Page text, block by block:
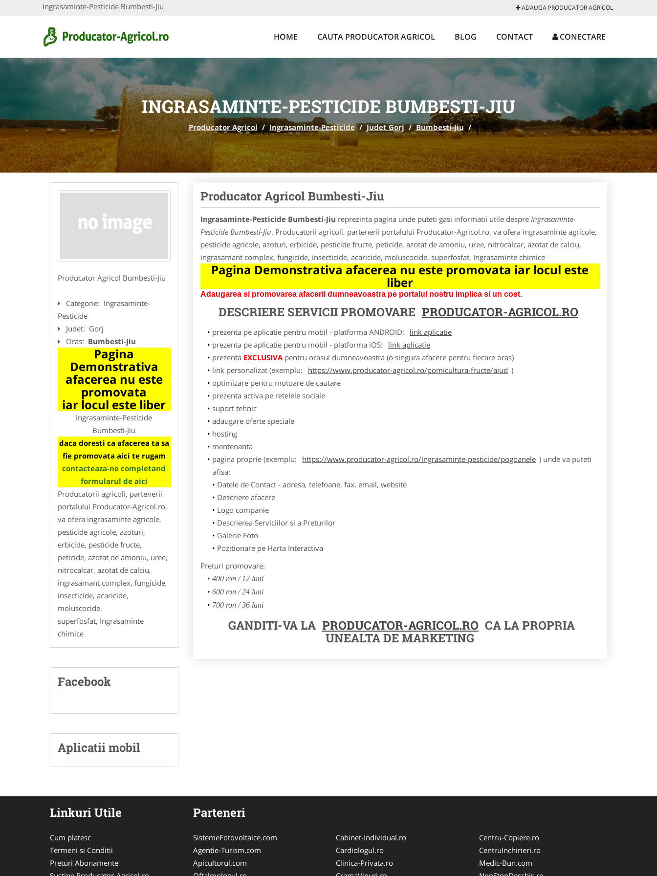
Ingrasaminte-Pesticide Bumbesti-Jiu ADAUGA PRODUCATOR AGRICOL
HOME CAUTA PRODUCATOR AGRICOL BLOG CONTACT CONECTARE
INGRASAMINTE-PESTICIDE BUMBESTI-JIU
Producator Agricol / Ingrasaminte-Pesticide / Judet Gorj / Bumbesti-Jiu /
Producator Agricol Bumbesti-Jiu
Categorie: Ingrasaminte-
Pesticide
Judet: Gorj
Oras: Bumbesti-Jiu
Pagina
Demonstrativa
afacerea nu este
promovata
iar locul este liber
Ingrasaminte-Pesticide
Bumbesti-Jiu
daca doresti ca afacerea ta sa
fie promovata aici te rugam
contacteaza-ne completand
formularul de aici
Producatorii agricoli, partenerii
portalului Producator-Agricol.ro,
va ofera ingrasaminte agricole,
pesticide agricole, azoturi,
erbicide, pesticide fructe,
peticide, azotat de amoniu, uree,
nitrocalcar, azotat de calciu,
ingrasamant complex, fungicide,
insecticide, acaricide,
moluscocide,
superfosfat, Ingrasaminte
chimice
Facebook
Aplicatii mobil
Producator Agricol Bumbesti-Jiu
Ingrasaminte-Pesticide Bumbesti-Jiu reprezinta pagina unde puteti gasi informatii utile despre Ingrasaminte-
Pesticide Bumbesti-Jiu. Producatorii agricoli, partenerii portalului Producator-Agricol.ro, va ofera ingrasaminte agricole,
pesticide agricole, azoturi, erbicide, pesticide fructe, peticide, azotat de amoniu, uree, nitrocalcar, azotat de calciu,
ingrasamant complex, fungicide, insecticide, acaricide, moluscocide, superfosfat, Ingrasaminte chimice
Pagina Demonstrativa afacerea nu este promovata iar locul este
liber
Adaugarea si promovarea afacerii dumneavoastra pe portalul nostru implica si un cost.
DESCRIERE SERVICII PROMOVARE PRODUCATOR-AGRICOL.RO
prezenta pe aplicatie pentru mobil - platforma ANDROID:
link aplicatie
prezenta pe aplicatie pentru mobil - platforma iOS:
link aplicatie
prezenta EXCLUSIVApentru orasul dumneavoastra (o singura afacere pentru fiecare oras)
link personalizat (exemplu:
https://www.producator-agricol.ro/pomicultura-fructe/aiud )
optimizare pentru motoare de cautare
prezenta activa pe retelele sociale
suport tehnic
adaugare oferte speciale
hosting
mentenanta
pagina proprie (exemplu:
https://www.producator-agricol.ro/ingrasaminte-pesticide/pogoanele ) unde va puteti
afisa:
Datele de Contact - adresa, telefoane, fax, email, website
Descriere afacere
Logo companie
Descrierea Serviciilor si a Preturilor
Galerie Foto
Pozitionare pe Harta Interactiva
Preturi promovare:
400 ron / 12 luni
600 ron / 24 luni
700 ron / 36 luni
GANDITI-VA LA PRODUCATOR-AGRICOL.RO CA LA PROPRIA
UNEALTA DE MARKETING
Linkuri Utile
Cum platesc
Termeni si Conditii
Preturi Abonamente
Parteneri
SistemeFotovoltaice.com
Agentie-Turism.com
Apicultorul.com
Cabinet-Individual.ro
Cardiologul.ro
Clinica-Privata.ro
Centru-Copiere.ro
CentruInchirieri.ro
Medic-Bun.com